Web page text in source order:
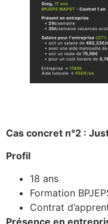
Cas concret n°2 :
Profil
18 ans
Formation
Contrat